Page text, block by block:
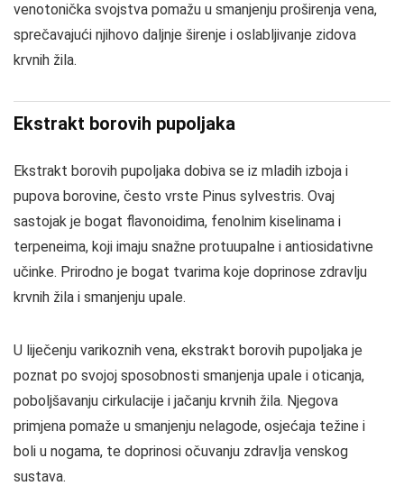
venotonička svojstva pomažu u smanjenju proširenja vena,
sprečavajući njihovo daljnje širenje i oslabljivanje zidova
krvnih žila.
Ekstrakt borovih pupoljaka
Ekstrakt borovih pupoljaka dobiva se iz mladih izboja i
pupova borovine, često vrste Pinus sylvestris. Ovaj
sastojak je bogat flavonoidima, fenolnim kiselinama i
terpeneima, koji imaju snažne protuupalne i antiosidativne
učinke. Prirodno je bogat tvarima koje doprinose zdravlju
krvnih žila i smanjenju upale.
U liječenju varikoznih vena, ekstrakt borovih pupoljaka je
poznat po svojoj sposobnosti smanjenja upale i oticanja,
poboljšavanju cirkulacije i jačanju krvnih žila. Njegova
primjena pomaže u smanjenju nelagode, osjećaja težine i
boli u nogama, te doprinosi očuvanju zdravlja venskog
sustava.